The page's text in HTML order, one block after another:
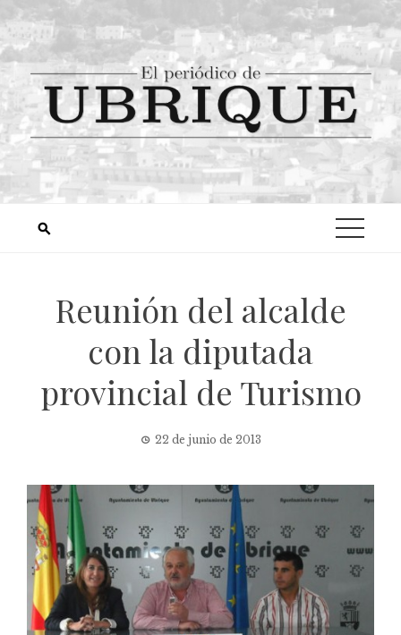
Reunión del alcalde
con la diputada
provincial de Turismo
22 de junio de 2013